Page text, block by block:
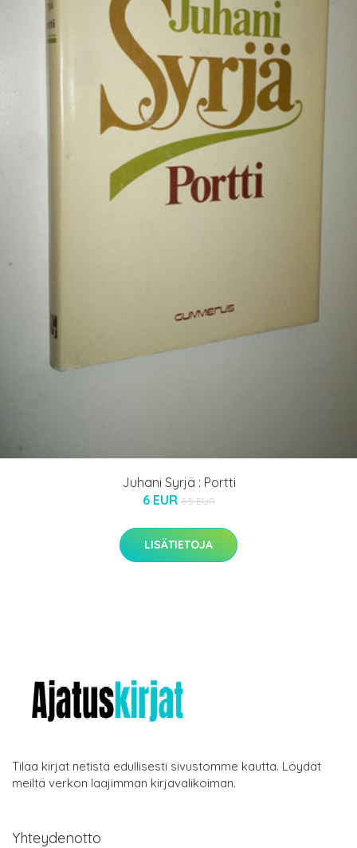
Juhani Syrjä : Portti
6 EUR 8.5 EUR
LISÄTIETOJA
Tilaa kirjat netistä edullisesti sivustomme kautta. Löydät
meiltä verkon laajimman kirjavalikoiman.
Yhteydenotto